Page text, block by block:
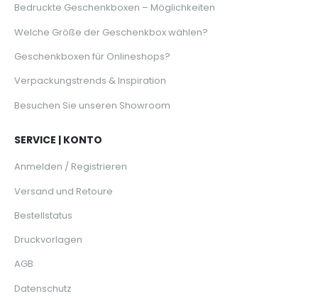
Bedruckte Geschenkboxen – Möglichkeiten
Welche Größe der Geschenkbox wählen?
Geschenkboxen für Onlineshops?
Verpackungstrends & Inspiration
Besuchen Sie unseren Showroom
SERVICE | KONTO
Anmelden / Registrieren
Versand und Retoure
Bestellstatus
Druckvorlagen
AGB
Datenschutz